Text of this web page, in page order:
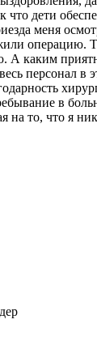
дети
меня
операцию.
А каким
персонал в
в
на то, что я